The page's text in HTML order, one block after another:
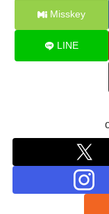
Misskey
LINE